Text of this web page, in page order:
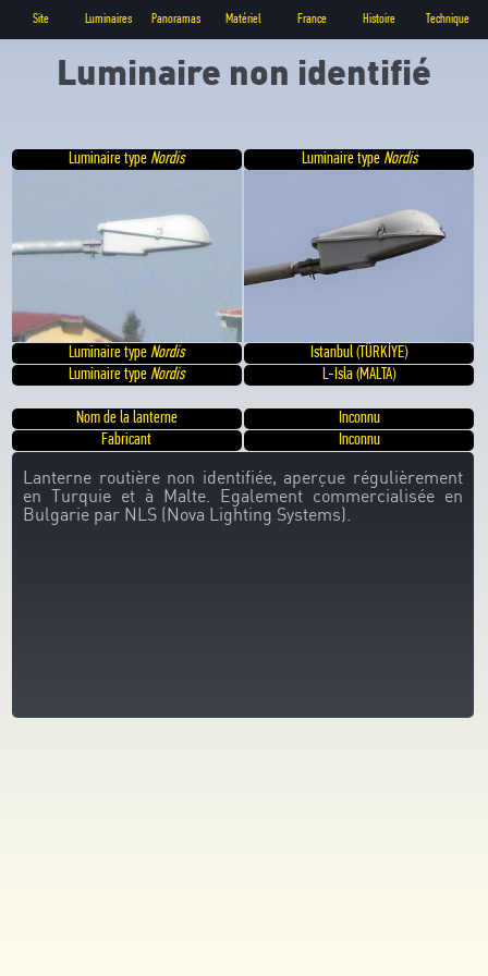
Site Luminaires Panoramas Matériel France Histoire Technique
Luminaire non identifié
Luminaire type Nordis Luminaire type Nordis
Luminaire type Nordis
Istanbul (TÜRKİYE)
Luminaire type Nordis L-Isla (MALTA)
Nom de la lanterne
Inconnu
Fabricant
Inconnu
Lanterne routière non identifiée, aperçue régulièrement
en Turquie et à Malte. Egalement commercialisée en
Bulgarie par NLS (Nova Lighting Systems).